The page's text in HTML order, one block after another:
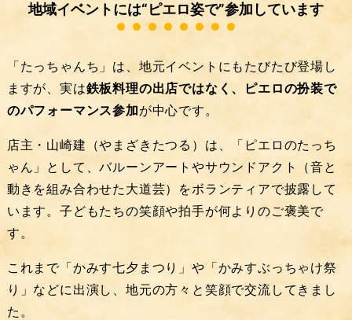
地域イベントには“ピエロ姿で”参加しています
「たっちゃんち」は、地元イベントにもたびたび登場し
ますが、実は鉄板料理の出店ではなく、ピエロの扮装で
のパフォーマンス参加が中心です。
店主・山崎建（やまざきたつる）は、「ピエロのたっち
ゃん」として、バルーンアートやサウンドアクト（音と
動きを組み合わせた大道芸）をボランティアで披露して
います。子どもたちの笑顔や拍手が何よりのご褒美で
す。
これまで「かみす七夕まつり」や「かみすぶっちゃけ祭
り」などに出演し、地元の方々と笑顔で交流してきまし
た。